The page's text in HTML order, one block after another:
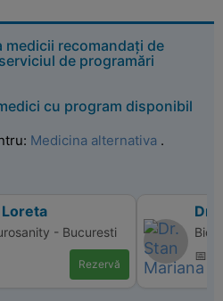
medicii recomandați de
de programări
cu program disponibil
Medicina alternativa .
- Bucuresti
Rezervă
Dr.
Bio
📅